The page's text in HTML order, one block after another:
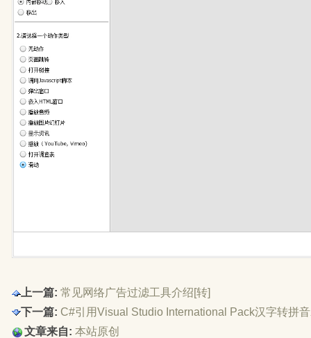
上一篇: 常见网络广告过滤工具介绍[转]
下一篇: C#引用Visual Studio International Pack汉字转拼
文章来自: 本站原创